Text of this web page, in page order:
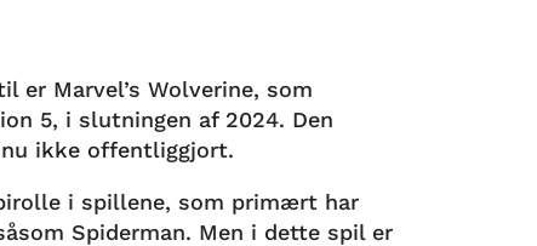
er Marvel’s Wolverine, som
5, i slutningen af 2024. Den
ikke offentliggjort.
i spillene, som primært har
Spiderman. Men i dette spil er